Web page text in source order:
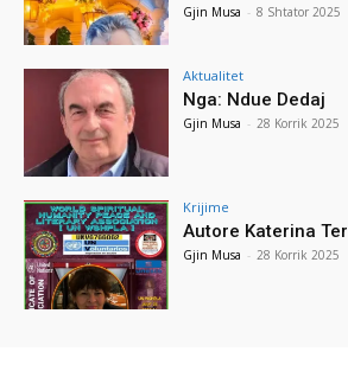
Gjin Musa - 8 Shtator 2025
Aktualitet
Nga: Ndue Dedaj
Gjin Musa - 28 Korrik 2025
Krijime
Autore Katerina
Gjin Musa - 28 Korrik 2025